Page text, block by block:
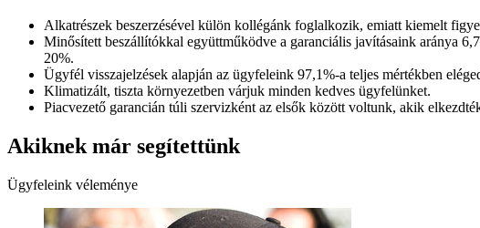
Alkatrészek beszerzésével külön kollégánk foglalkozik, emiatt kiemelt
Minősített beszállítókkal együttműködve a garanciális javításaink aránya
20%.
Ügyfél visszajelzések alapján az ügyfeleink 97,1%-a teljes mértékben
Klimatizált, tiszta környezetben várjuk minden kedves ügyfelünket.
Piacvezető garancián túli szervizként az elsők között voltunk, akik
Akiknek már segítettünk
Ügyfeleink véleménye